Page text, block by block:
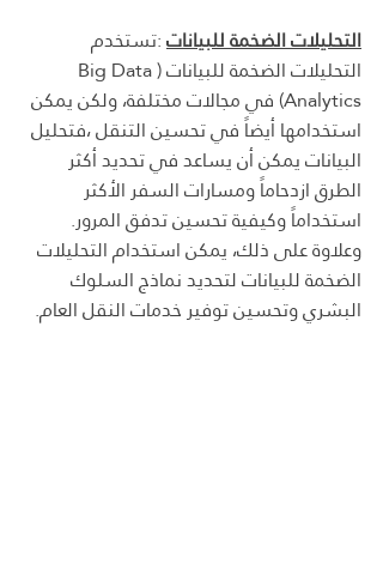
التحليلات الضخمة للبيانات:تستخدم
التحليلات الضخمة للبيانات (Big Data
Analytics) في مجالات مختلفة، ولكن يمكن
استخدامها أيضاً في تحسين التنقل ،فتحليل
البيانات يمكن أن يساعد في تحديد أكثر
الطرق ازدحاماً ومسارات السفر الأكثر
استخداماً وكيفية تحسين تدفق المرور.
وعلاوة على ذلك، يمكن استخدام التحليلات
الضخمة للبيانات لتحديد نماذج السلوك
البشري وتحسين توفير خدمات النقل العام.